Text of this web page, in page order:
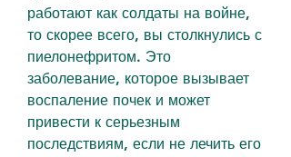
работают как солдаты на войне,
то скорее всего, вы столкнулись с
пиелонефритом. Это
заболевание, которое вызывает
воспаление почек и может
привести к серьезным
последствиям, если не лечить его